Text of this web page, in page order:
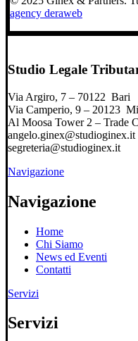
agency deraweb
Studio Legale
Via Argiro, 7 – 70122 Bari
Via Camperio, 9 – 20123
Al Moosa Tower 2 – Trade
angelo.ginex@studioginex.it
segreteria@studioginex.it
Navigazione
Navigazione
Home
Chi Siamo
News ed Eventi
Contatti
Servizi
Servizi